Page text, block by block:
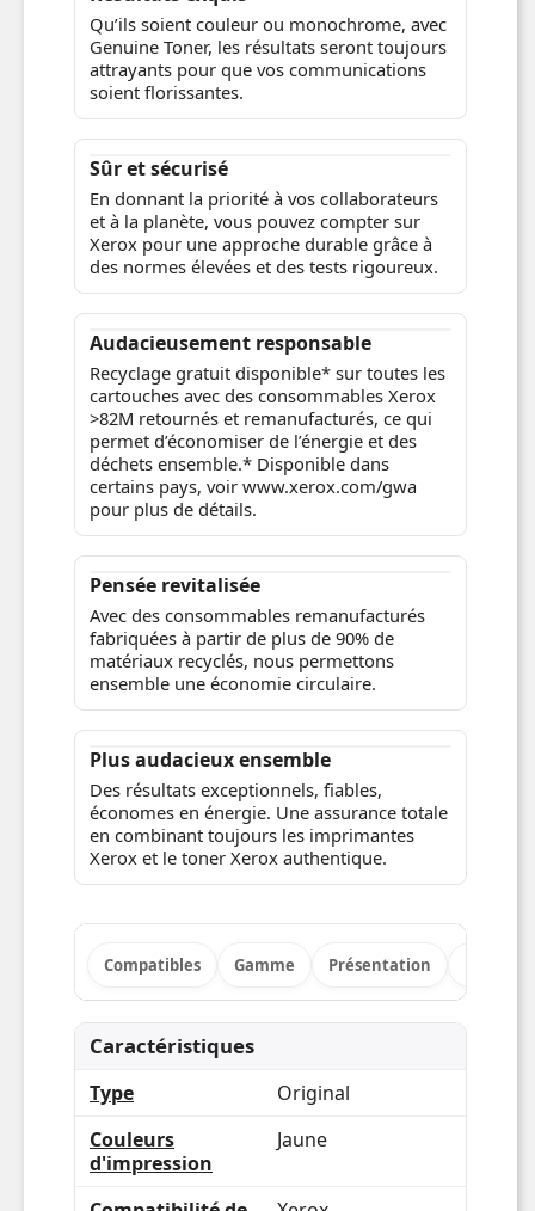
Vous avez investi dans une technologie
performante d'une marque mondiale en
laquelle vous pouvez avoir confiance,
comptez maintenant sur Genuine Toner
pour des résultats solides.
Valeur durable
Vos budgets vont plus loin avec des
cartouches de toner haute capacité de
valeur supérieure. Moins de soucis, moins
de coûts, respectueux de l'environnement.
Résultats exquis
Qu’ils soient couleur ou monochrome, avec
Genuine Toner, les résultats seront toujours
attrayants pour que vos communications
soient florissantes.